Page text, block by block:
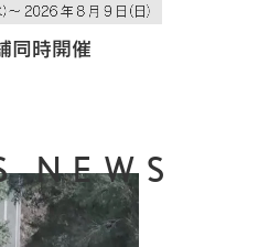
同時開催
NEWS